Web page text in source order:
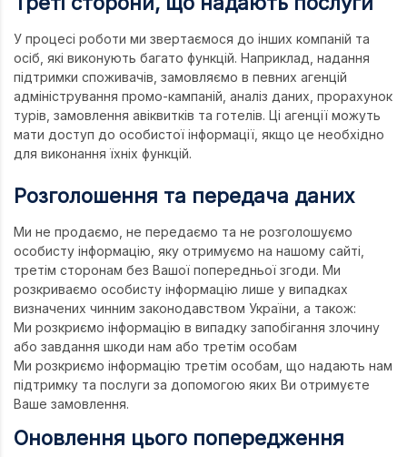
У процесі роботи ми звертаємося до інших компаній та
осіб, які виконують багато функцій. Наприклад, надання
підтримки споживачів, замовляємо в певних агенцій
адміністрування промо-кампаній, аналіз даних, прорахунок
турів, замовлення авіквитків та готелів. Ці агенції можуть
мати доступ до особистої інформації, якщо це необхідно
для виконання їхніх функцій.
Розголошення та передача даних
Ми не продаємо, не передаємо та не розголошуємо
особисту інформацію, яку отримуємо на нашому сайті,
третім сторонам без Вашої попередньої згоди. Ми
розкриваємо особисту інформацію лише у випадках
визначених чинним законодавством України, а також:
Ми розкриємо інформацію в випадку запобігання злочину
або завдання шкоди нам або третім особам
Ми розкриємо інформацію третім особам, що надають нам
підтримку та послуги за допомогою яких Ви отримуєте
Ваше замовлення.
Оновлення цього попередження